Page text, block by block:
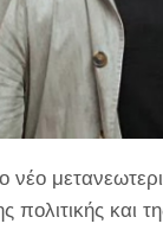
νέο
πολιτικής